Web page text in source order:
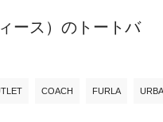
ース）のトートバ
COACH FURLA